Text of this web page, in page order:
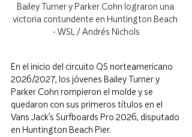
Bailey Turner y Parker Cohn lograron una
victoria contundente en Huntington Beach
- WSL / Andrés Nichols
En el inicio del circuito QS norteamericano
2026/2027, los jóvenes Bailey Turner y
Parker Cohn rompieron el molde y se
quedaron con sus primeros títulos en el
Vans Jack’s Surfboards Pro 2026, disputado
en Huntington Beach Pier.